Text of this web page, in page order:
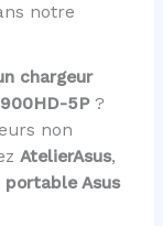
notre
chargeur
5P?
non
AtelierAsus,
portable Asus